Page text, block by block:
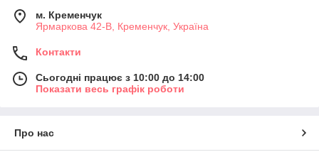
м. Кременчук
Ярмаркова 42-В, Кременчук, Україна
Контакти
Сьогодні працює з 10:00 до 14:00
Показати весь графік роботи
Про нас